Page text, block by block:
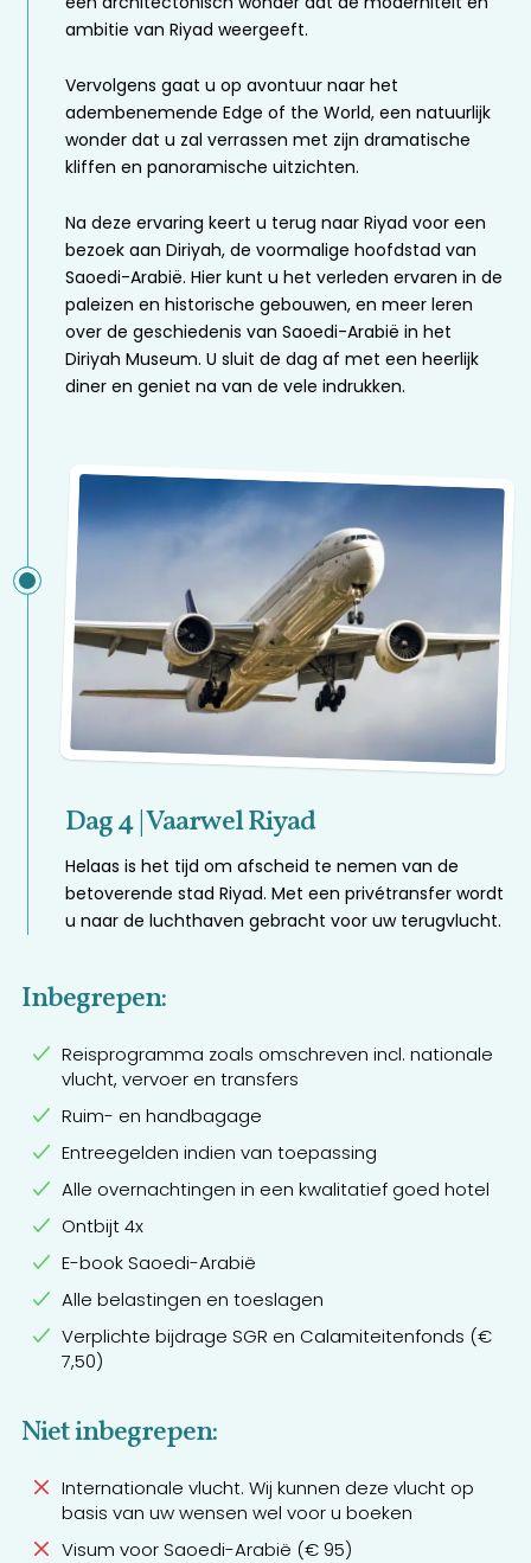
ambitie van Riyad weergeeft.
Vervolgens gaat u op avontuur naar het
adembenemende Edge of the World, een natuurlijk
wonder dat u zal verrassen met zijn dramatische
kliffen en panoramische uitzichten.
Na deze ervaring keert u terug naar Riyad voor een
bezoek aan Diriyah, de voormalige hoofdstad van
Saoedi-Arabië. Hier kunt u het verleden ervaren in de
paleizen en historische gebouwen, en meer leren
over de geschiedenis van Saoedi-Arabië in het
Diriyah Museum. U sluit de dag af met een heerlijk
diner en geniet na van de vele indrukken.
Dag 4 | Vaarwel Riyad
Helaas is het tijd om afscheid te nemen van de
betoverende stad Riyad. Met een privétransfer wordt
u naar de luchthaven gebracht voor uw terugvlucht.
Inbegrepen:
Reisprogramma zoals omschreven incl. nationale
vlucht, vervoer en transfers
Ruim- en handbagage
Entreegelden indien van toepassing
Alle overnachtingen in een kwalitatief goed hotel
Ontbijt 4x
E-book Saoedi-Arabië
Alle belastingen en toeslagen
Verplichte bijdrage SGR en Calamiteitenfonds (€
7,50)
Niet inbegrepen:
Internationale vlucht. Wij kunnen deze vlucht op
basis van uw wensen wel voor u boeken
Visum voor Saoedi-Arabië (€ 95)